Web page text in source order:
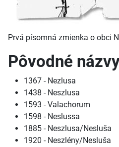
Prvá písomná zmienka o obci
Pôvodné
1367 - Nezlusa
1438 - Neszlusa
1593 - Valachorum
1598 - Neslussa
1885 - Neszlusa/Nesluša
1920 - Neszlény/Nesluša